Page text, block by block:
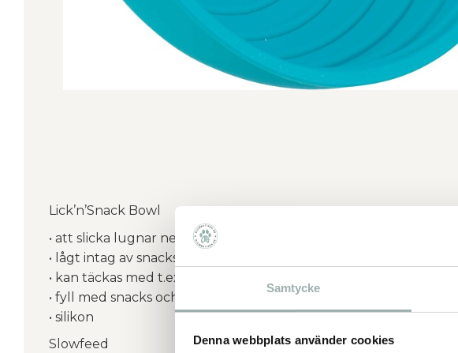
Samtycke
Denna webbplats använder cookies
Lick’n’Snack Bowl
• att slicka lugnar ner ditt djur och bidrar till lugna stunder
• lågt intag av snacks under en lång och utdragen aktivitetsstund
• kan täckas med t.ex. pasta eller våtfoder
• fyll med snacks och lägg in i frysen för en spännande konsistens
• silikon
Slowfeed